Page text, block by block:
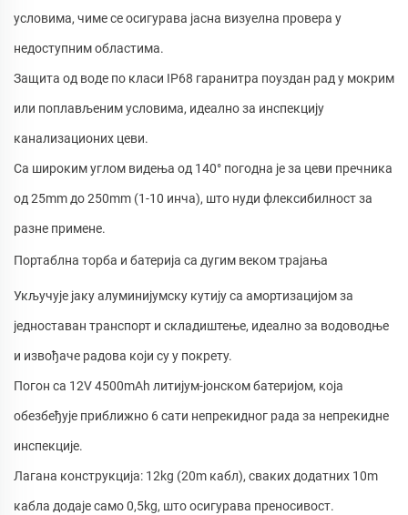
условима, чиме се осигурава јасна визуелна провера у
недоступним областима.
Защита од воде по класи IP68 гаранитра поуздан рад у мокрим
или поплављеним условима, идеално за инспекцију
канализационих цеви.
Са широким углом видења од 140° погодна је за цеви пречника
од 25mm до 250mm (1-10 инча), што нуди флексибилност за
разне примене.
Портаблна торбa и батерија са дугим веком трајања
Укључује јаку алуминијумску кутију са амортизацијом за
једноставан транспорт и складиштење, идеално за водоводње
и извођаче радова који су у покрету.
Погон са 12V 4500mAh литијум-јонском батеријом, која
обезбеђује приближно 6 сати непрекидног рада за непрекидне
инспекције.
Лагана конструкција: 12kg (20m кабл), сваких додатних 10m
кабла додаје само 0,5kg, што осигурава преносивост.